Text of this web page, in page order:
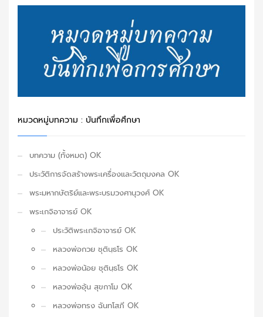
หมวดหมู่บทความ : บันทึกเพื่อศึกษา
บทความ (ทั้งหมด) OK
ประวัติการจัดสร้างพระเครื่องและวัตถุมงคล OK
พระมหากษัตริย์และพระบรมวงศานุวงศ์ OK
พระเกจิอาจารย์ OK
ประวัติพระเกจิอาจารย์ OK
หลวงพ่อกวย ชุตินฺธโร OK
หลวงพ่อน้อย ชุตินฺธโร OK
หลวงพ่ออุ้น สุขกาโม OK
หลวงพ่อทรง ฉันทโสภี OK